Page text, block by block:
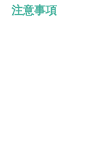
注意事項